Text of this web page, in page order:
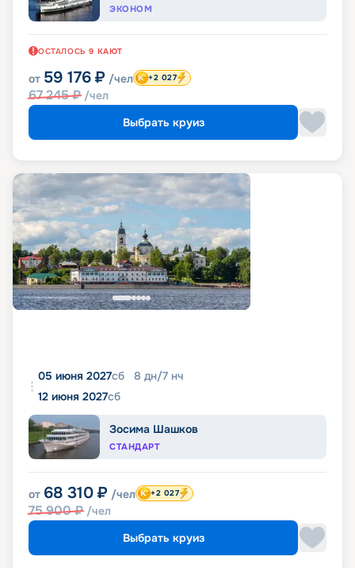
ЭКОНОМ
ОСТАЛОСЬ 9 КАЮТ
от 59 176 ₽ /чел
67 245₽ /чел
+2 027
Выбрать круиз
05 июня 2027сб 8 дн/7 нч
12 июня 2027сб
Зосима Шашков
СТАНДАРТ
от 68 310 ₽ /чел
75 900₽ /чел
+2 027
Выбрать круиз